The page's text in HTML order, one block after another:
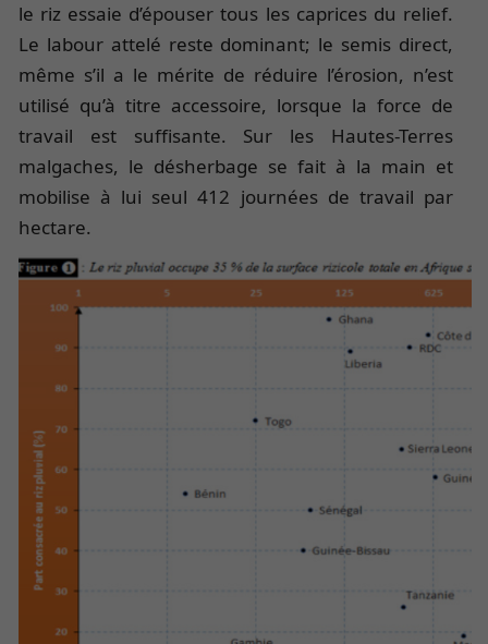
le riz essaie d’épouser tous les caprices du relief.
Le labour attelé reste dominant; le semis direct,
même s’il a le mérite de réduire l’érosion, n’est
utilisé qu’à titre accessoire, lorsque la force de
travail est suffisante. Sur les Hautes-Terres
malgaches, le désherbage se fait à la main et
mobilise à lui seul 412 journées de travail par
hectare.